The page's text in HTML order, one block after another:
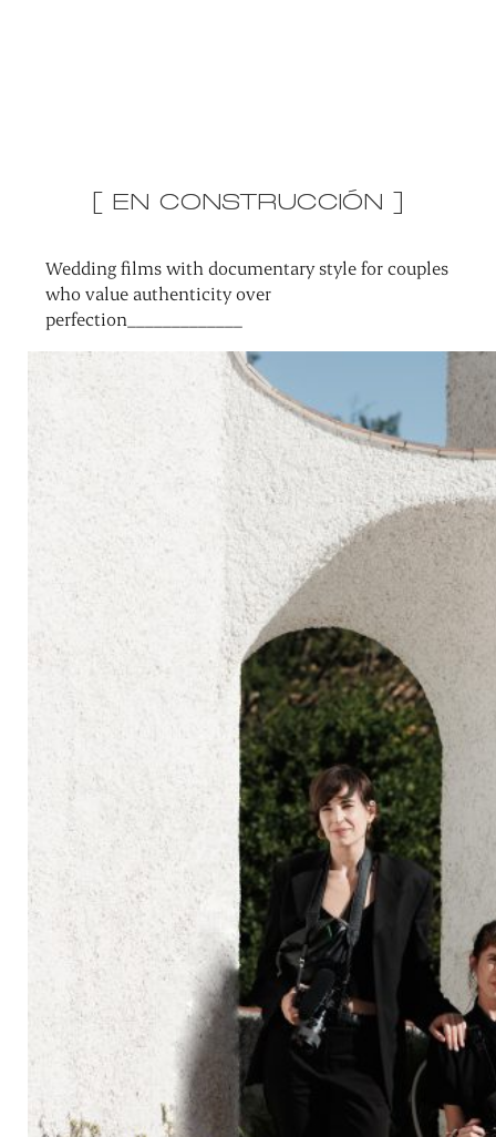
[ EN CONSTRUCCIÓN ]
Wedding films with documentary style for couples
who value authenticity over
perfection_____________